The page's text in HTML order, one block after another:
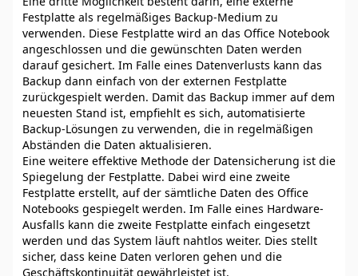
Festplatte als regelmäßiges Backup-Medium zu
verwenden. Diese Festplatte wird an das Office Notebook
angeschlossen und die gewünschten Daten werden
darauf gesichert. Im Falle eines Datenverlusts kann das
Backup dann einfach von der externen Festplatte
zurückgespielt werden. Damit das Backup immer auf dem
neuesten Stand ist, empfiehlt es sich, automatisierte
Backup-Lösungen zu verwenden, die in regelmäßigen
Abständen die Daten aktualisieren.
Eine weitere effektive Methode der Datensicherung ist die
Spiegelung der Festplatte. Dabei wird eine zweite
Festplatte erstellt, auf der sämtliche Daten des Office
Notebooks gespiegelt werden. Im Falle eines Hardware-
Ausfalls kann die zweite Festplatte einfach eingesetzt
werden und das System läuft nahtlos weiter. Dies stellt
sicher, dass keine Daten verloren gehen und die
Geschäftskontinuität gewährleistet ist.